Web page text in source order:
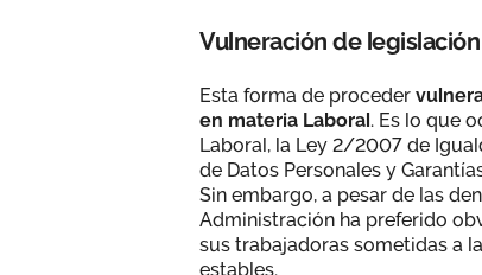
Vulneración de legislación
Esta forma de proceder
en materia Laboral. Es lo que
Laboral, la Ley 2/2007 de
de Datos Personales y
Sin embargo, a pesar de las
Administración ha preferido
sus trabajadoras sometidas a
estables.